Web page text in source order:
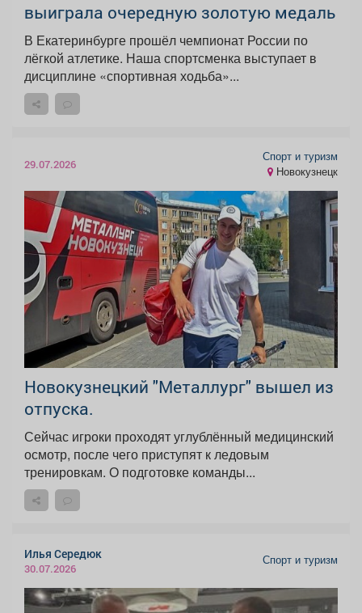
выиграла очередную золотую медаль
В Екатеринбурге прошёл чемпионат России по
лёгкой атлетике. Наша спортсменка выступает в
дисциплине «спортивная ходьба»...
29.07.2026
Спорт и туризм
Новокузнецк
Новокузнецкий "Металлург" вышел из
отпуска.
Сейчас игроки проходят углублённый медицинский
осмотр, после чего приступят к ледовым
тренировкам. О подготовке команды...
Илья Середюк
30.07.2026
Спорт и туризм